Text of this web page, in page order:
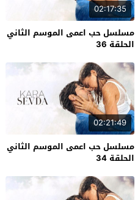
02:17:35
مسلسل حب اعمى الموسم الثاني
الحلقة 36
02:21:49
مسلسل حب اعمى الموسم الثاني
الحلقة 34